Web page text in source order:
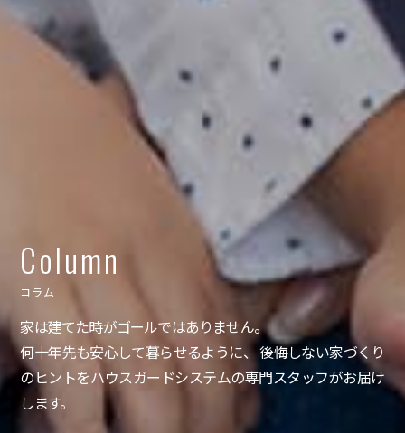
Column
コラム
家は建てた時がゴールではありません。
何十年先も安心して暮らせるように、 後悔しない家づくり
のヒントをハウスガードシステムの専門スタッフがお届け
します。